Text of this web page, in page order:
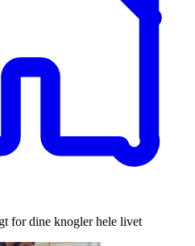
for dine knogler hele livet